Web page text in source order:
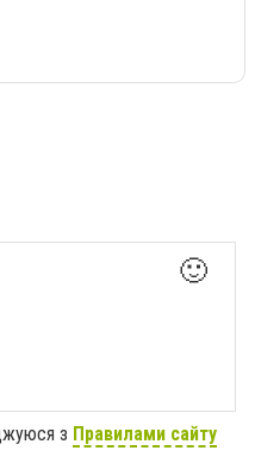
🙂
з Правилами сайту